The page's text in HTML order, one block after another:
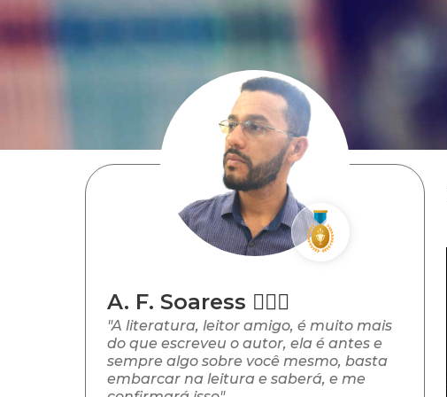
A. F. Soaress 🧙🏼‍♂️
"A literatura, leitor amigo, é muito mais
do que escreveu o autor, ela é antes e
sempre algo sobre você mesmo, basta
embarcar na leitura e saberá, e me